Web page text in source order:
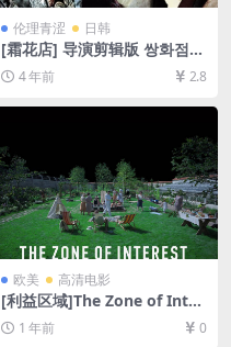
伦理青涩 日韩
[霜花店] 导演剪辑版 쌍화점
(2008)[百度网盘+迅雷云盘资
源1080P超清未删减][MP4/9
GB][韩语中字]
4 年前 2.8
欧美 高清电影
[利益区域]The Zone of Inter
est (2023)[百度网盘+夸克网
盘1080P超清未删减资源][网
1 年前 0